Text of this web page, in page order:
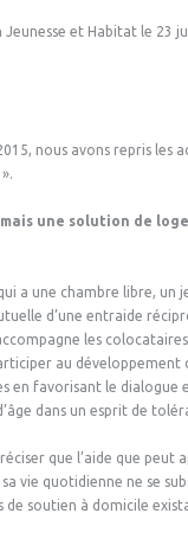
Jeunesse et Habitat le 23
nous avons repris les
une solution de
a une chambre libre, un
d’une entraide
les
au développement
en favorisant le dialogue
dans un esprit de
que l’aide que peut
vie quotidienne ne se
de soutien à domicile